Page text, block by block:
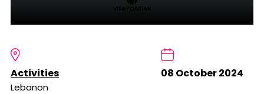
Activities
Lebanon
08 October 2024